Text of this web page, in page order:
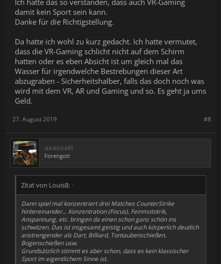
Ich hatte das so verstanden, dass auch VR-Gaming
damit kein Sport sein kann.
Danke für die Richtigstellung.
Da hatte ich wohl zu kurz gedacht. Ich hatte vermutet,
dass die VR-Gaming schlicht nicht auf dem Schirm
hatten oder es eben Absicht ist um gleich mal das
Wasser für irgendwelche Bestrebungen dieser Art
abzugraben - Sicherheitshalber, falls das doch noch was
wird mit dem VR, AR und Gaming und so. Es geht ja ums
Geld.
#8
27. August 2019
axacuatl
Forengott
Zitat von LouisB: ↑
Dann spiel mal konzentriert drei Matches CounterStrike
hintereinander... Konzentration (Focus), Feinmototrik,
Anspannung, etc. bringen da einen schon ganz schön ins
schwitzen. Das ist insgesamt geistig und auch körperlich deutlich
anstrengender als Dart, Billiard, Tontaubenschießen,
Bogenschießen usw.
Grundsätzlich stimmt es aber schon, dass es kein klassischer
Sport im eigentlichem Sinne ist.